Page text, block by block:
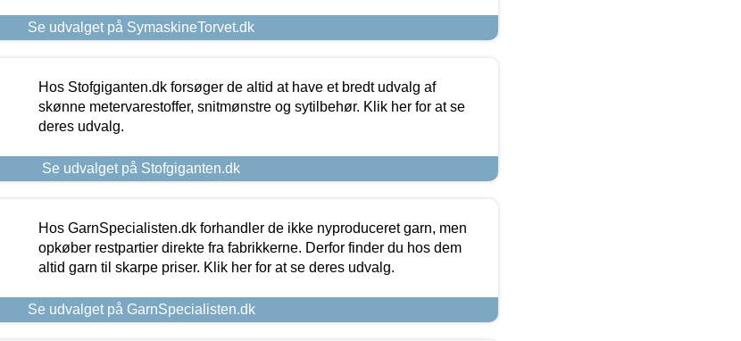
Se udvalget på SymaskineTorvet.dk
Hos Stofgiganten.dk forsøger de altid at have et bredt udvalg af
skønne metervarestoffer, snitmønstre og sytilbehør. Klik her for at se
deres udvalg.
Se udvalget på Stofgiganten.dk
Hos GarnSpecialisten.dk forhandler de ikke nyproduceret garn, men
opkøber restpartier direkte fra fabrikkerne. Derfor finder du hos dem
altid garn til skarpe priser. Klik her for at se deres udvalg.
Se udvalget på GarnSpecialisten.dk